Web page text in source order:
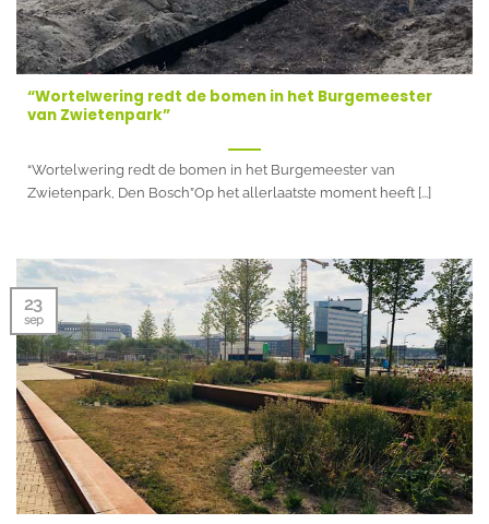
“Wortelwering redt de bomen in het Burgemeester
van Zwietenpark”
“Wortelwering redt de bomen in het Burgemeester van
Zwietenpark, Den Bosch”Op het allerlaatste moment heeft [...]
23
sep